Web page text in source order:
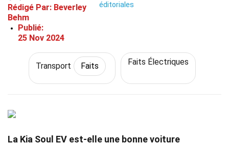
Rédigé Par: Beverley
Behm
Publié:
25 Nov 2024
éditoriales
Transport Faits Faits Électriques
La Kia Soul EV est-elle une bonne voiture